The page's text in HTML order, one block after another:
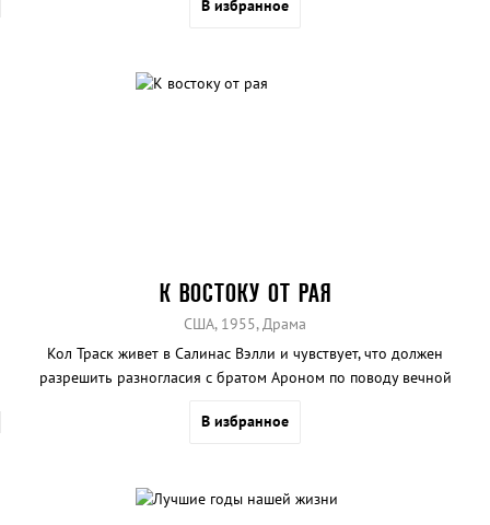
В избранное
К ВОСТОКУ ОТ РАЯ
США, 1955, Драма
Кол Траск живет в Салинас Вэлли и чувствует, что должен
разрешить разногласия с братом Ароном по поводу вечной
В избранное